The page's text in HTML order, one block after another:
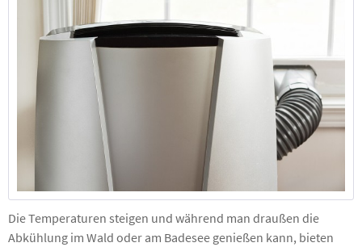
Die Temperaturen steigen und während man draußen die
Abkühlung im Wald oder am Badesee genießen kann, bieten